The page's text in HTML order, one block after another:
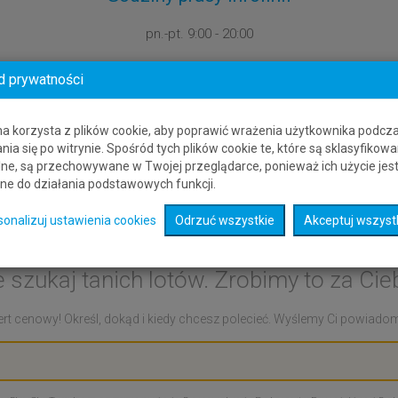
pn.-pt. 9:00 - 20:00
cenowy: Carlisle -
szukaj tanich lotów. Zrobimy to za
cenowy! Określ, dokąd i kiedy chcesz polecieć. Wyślemy Ci
prywatności
korzysta z plików cookie, aby poprawić wrażenia użytkownika
się po witrynie. Spośród tych plików cookie te, które są
są przechowywane w Twojej przeglądarce, ponieważ ich użycie jest
do działania podstawowych funkcji.
ustawienia cookies Odrzuć wszystkie Akceptuj